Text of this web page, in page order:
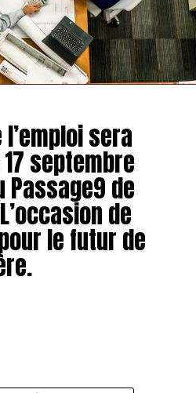
sera
septembre
Passage9 de
de
le futur de